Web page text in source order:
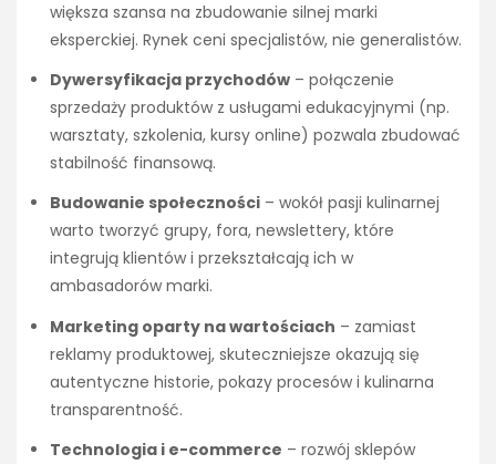
większa szansa na zbudowanie silnej marki
eksperckiej. Rynek ceni specjalistów, nie generalistów.
Dywersyfikacja przychodów – połączenie
sprzedaży produktów z usługami edukacyjnymi (np.
warsztaty, szkolenia, kursy online) pozwala zbudować
stabilność finansową.
Budowanie społeczności – wokół pasji kulinarnej
warto tworzyć grupy, fora, newslettery, które
integrują klientów i przekształcają ich w
ambasadorów marki.
Marketing oparty na wartościach – zamiast
reklamy produktowej, skuteczniejsze okazują się
autentyczne historie, pokazy procesów i kulinarna
transparentność.
Technologia i e-commerce – rozwój sklepów